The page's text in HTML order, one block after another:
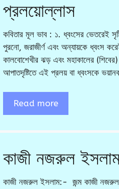
প্রলয়োল্লাস
কবিতার মূল ভাব : ১. ধ্বংসের ভেতরেই
পুরনো, জরাজীর্ণ এবং অন্যায়কে ধ্বংস
কালবোশেখীর ঝড় এবং মহাকালের
আপাতদৃষ্টিতে এই প্রলয় বা ধ্বংসকে
Read more
কাজী নজরুল
কাজী নজরুল ইসলাম:- জন্ম কাজী